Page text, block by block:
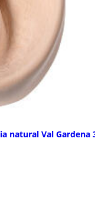
natural Val Gardena